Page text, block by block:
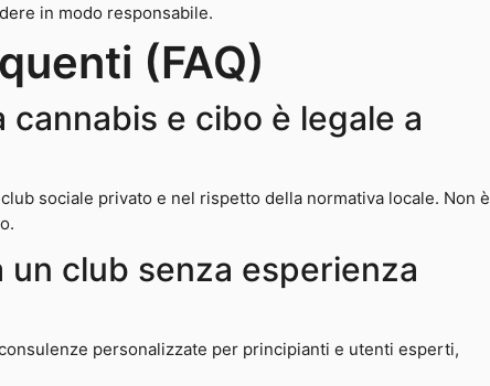
in modo responsabile.
(FAQ)
cannabis e cibo è legale a
sociale privato e nel rispetto della normativa locale. Non è
un club senza esperienza
personalizzate per principianti e utenti esperti,